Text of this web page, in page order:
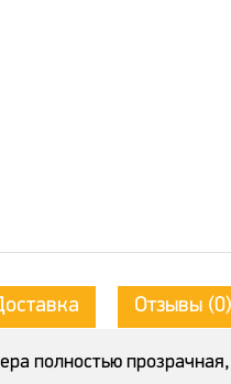
Отзывы (0)
полностью